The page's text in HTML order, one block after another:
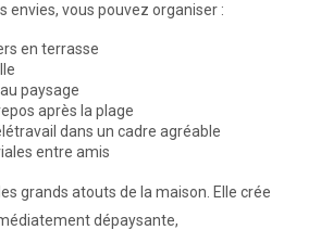
envies, vous pouvez organiser :
en terrasse
paysage
après la plage
dans un cadre agréable
entre amis
grands atouts de la maison. Elle crée
dépaysante,